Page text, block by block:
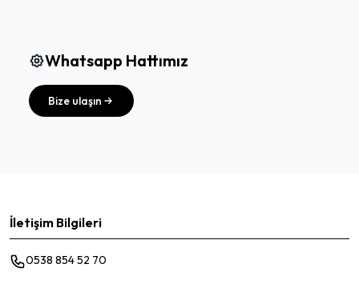
Whatsapp Hattımız
Bize ulaşın
İletişim Bilgileri
0538 854 52 70